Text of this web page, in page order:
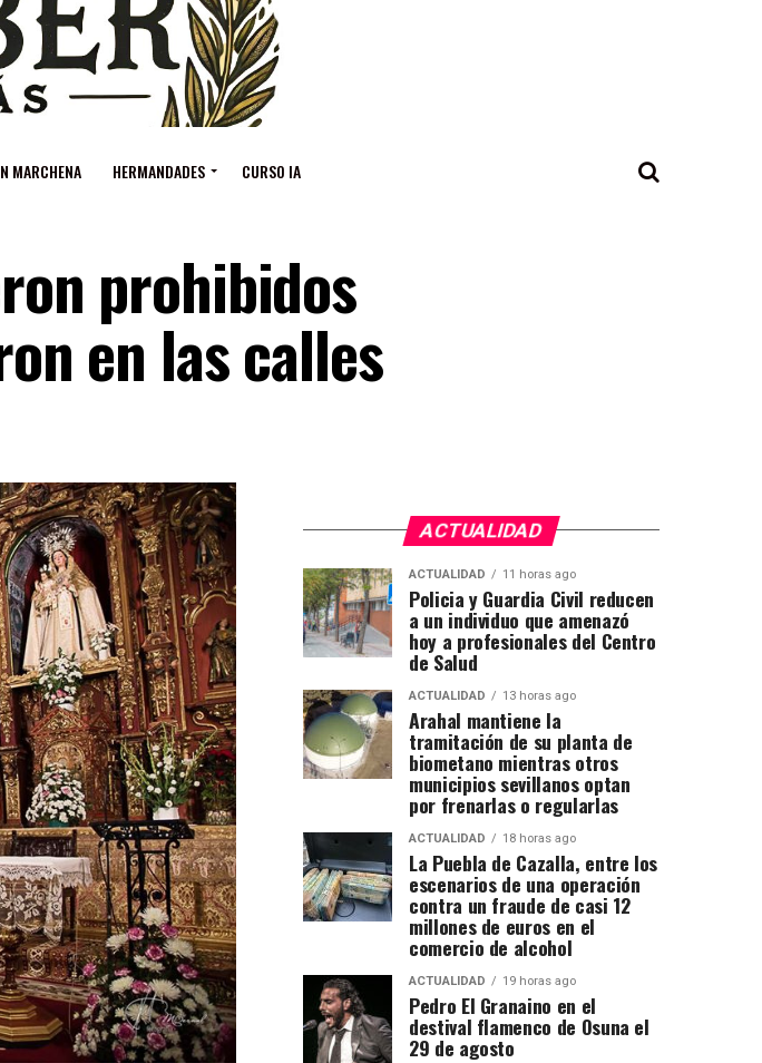
MARCHENA HERMANDADES CURSO IA
prohibidos
en las calles
ACTUALIDAD
ACTUALIDAD 11 horas ago
Policia y Guardia Civil reducen
a un individuo que amenazó
hoy a profesionales del Centro
de Salud
ACTUALIDAD 13 horas ago
Arahal mantiene la
tramitación de su planta de
biometano mientras otros
municipios sevillanos optan
por frenarlas o regularlas
ACTUALIDAD 18 horas ago
La Puebla de Cazalla, entre los
escenarios de una operación
contra un fraude de casi 12
millones de euros en el
comercio de alcohol
ACTUALIDAD 19 horas ago
Pedro El Granaino en el
destival flamenco de Osuna el
29 de agosto